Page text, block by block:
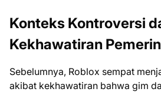
Konteks Kontroversi
Kekhawatiran
Sebelumnya, Roblox sempat
akibat kekhawatiran bahwa gim